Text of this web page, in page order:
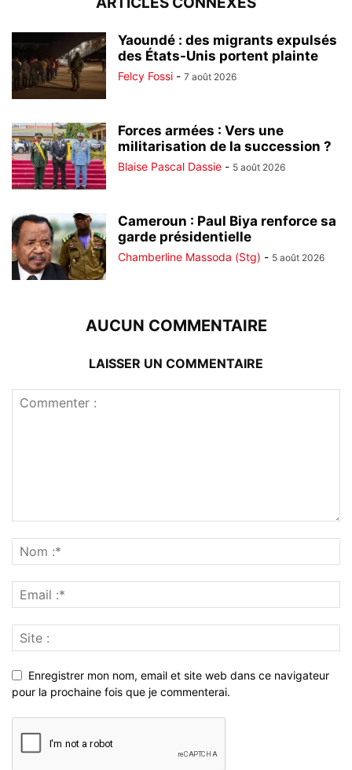
Yaoundé : des migrants expulsés
des États-Unis portent plainte
Felcy Fossi - 7 août 2026
Forces armées : Vers une
militarisation de la succession ?
Blaise Pascal Dassie - 5 août 2026
Cameroun : Paul Biya renforce sa
garde présidentielle
Chamberline Massoda (Stg) - 5 août 2026
AUCUN COMMENTAIRE
LAISSER UN COMMENTAIRE
Enregistrer mon nom, email et site web dans ce navigateur
pour la prochaine fois que je commenterai.